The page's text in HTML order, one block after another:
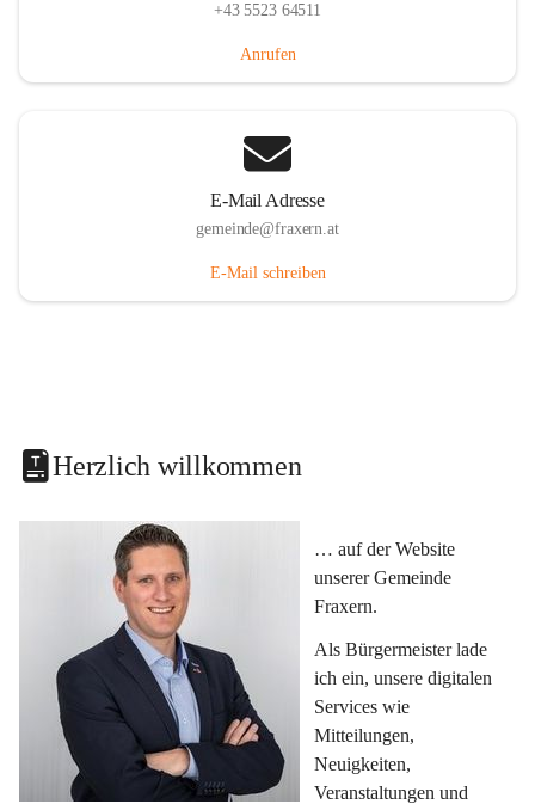
+43 5523 64511
Anrufen
E-Mail Adresse
gemeinde@fraxern.at
E-Mail schreiben
Herzlich willkommen
… auf der Website
unserer Gemeinde
Fraxern.
Als Bürgermeister lade
ich ein, unsere digitalen
Services wie
Mitteilungen,
Neuigkeiten,
Veranstaltungen und